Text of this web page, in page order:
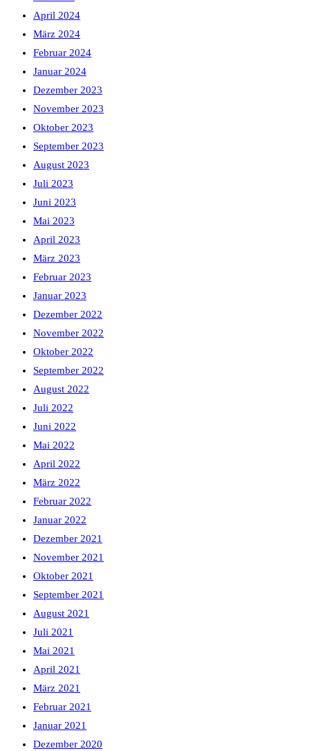
April 2024
März 2024
Februar 2024
Januar 2024
Dezember 2023
November 2023
Oktober 2023
September 2023
August 2023
Juli 2023
Juni 2023
Mai 2023
April 2023
März 2023
Februar 2023
Januar 2023
Dezember 2022
November 2022
Oktober 2022
September 2022
August 2022
Juli 2022
Juni 2022
Mai 2022
April 2022
März 2022
Februar 2022
Januar 2022
Dezember 2021
November 2021
Oktober 2021
September 2021
August 2021
Juli 2021
Mai 2021
April 2021
März 2021
Februar 2021
Januar 2021
Dezember 2020